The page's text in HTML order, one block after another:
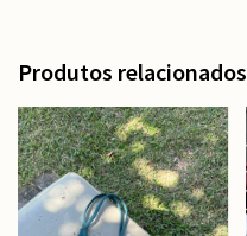
Produtos relacionados